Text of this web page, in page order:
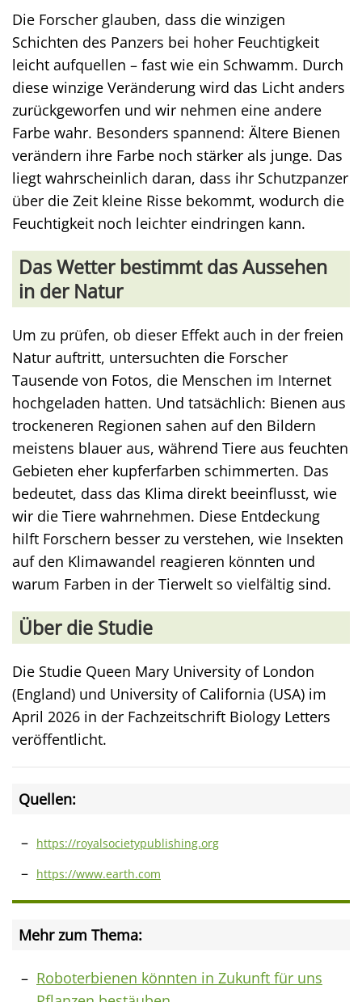
Die Forscher glauben, dass die winzigen
Schichten des Panzers bei hoher Feuchtigkeit
leicht aufquellen – fast wie ein Schwamm. Durch
diese winzige Veränderung wird das Licht anders
zurückgeworfen und wir nehmen eine andere
Farbe wahr. Besonders spannend: Ältere Bienen
verändern ihre Farbe noch stärker als junge. Das
liegt wahrscheinlich daran, dass ihr Schutzpanzer
über die Zeit kleine Risse bekommt, wodurch die
Feuchtigkeit noch leichter eindringen kann.
Das Wetter bestimmt das Aussehen
in der Natur
Um zu prüfen, ob dieser Effekt auch in der freien
Natur auftritt, untersuchten die Forscher
Tausende von Fotos, die Menschen im Internet
hochgeladen hatten. Und tatsächlich: Bienen aus
trockeneren Regionen sahen auf den Bildern
meistens blauer aus, während Tiere aus feuchten
Gebieten eher kupferfarben schimmerten. Das
bedeutet, dass das Klima direkt beeinflusst, wie
wir die Tiere wahrnehmen. Diese Entdeckung
hilft Forschern besser zu verstehen, wie Insekten
auf den Klimawandel reagieren könnten und
warum Farben in der Tierwelt so vielfältig sind.
Über die Studie
Die Studie Queen Mary University of London
(England) und University of California (USA) im
April 2026 in der Fachzeitschrift Biology Letters
veröffentlicht.
Quellen:
https://royalsocietypublishing.org
https://www.earth.com
Mehr zum Thema:
Roboterbienen könnten in Zukunft für uns